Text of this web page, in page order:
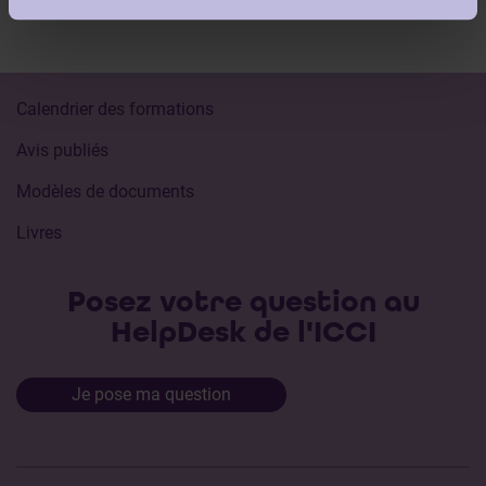
Calendrier des formations
Avis publiés
Modèles de documents
Livres
Posez votre question au
HelpDesk de l'ICCI
Je pose ma question